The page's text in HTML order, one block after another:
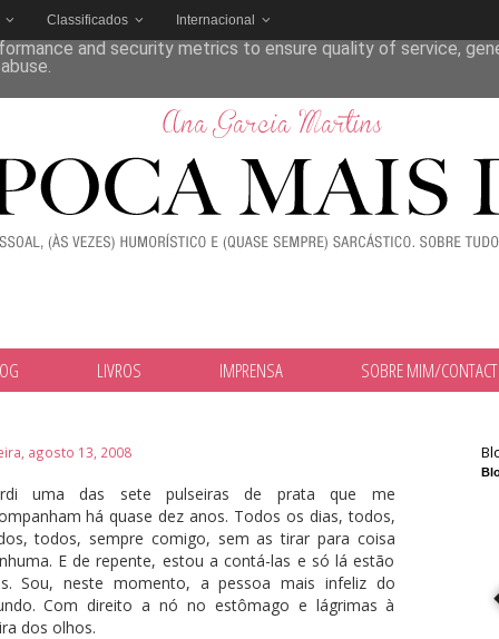
Classificados Internacional
LIVROS IMPRENSA SOBRE MIM/
agosto 13, 2008
uma das sete pulseiras de prata que me
há quase dez anos. Todos os dias, todos,
todos, sempre comigo, sem as tirar para coisa
E de repente, estou a contá-las e só lá estão
Sou, neste momento, a pessoa mais infeliz do
Com direito a nó no estômago e lágrimas à
dos olhos.
its services and to analyze traffic. Your IP address and
and security metrics to ensure quality of service,